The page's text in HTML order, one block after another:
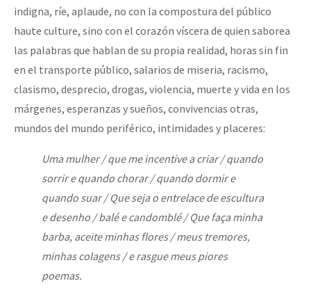
indigna, ríe, aplaude, no con la compostura del público
haute culture, sino con el corazón víscera de quien saborea
las palabras que hablan de su propia realidad, horas sin fin
en el transporte público, salarios de miseria, racismo,
clasismo, desprecio, drogas, violencia, muerte y vida en los
márgenes, esperanzas y sueños, convivencias otras,
mundos del mundo periférico, intimidades y placeres:
Uma mulher / que me incentive a criar / quando
sorrir e quando chorar / quando dormir e
quando suar / Que seja o entrelace de escultura
e desenho / balé e candomblé / Que faça minha
barba, aceite minhas flores / meus tremores,
minhas colagens / e rasgue meus piores
poemas.